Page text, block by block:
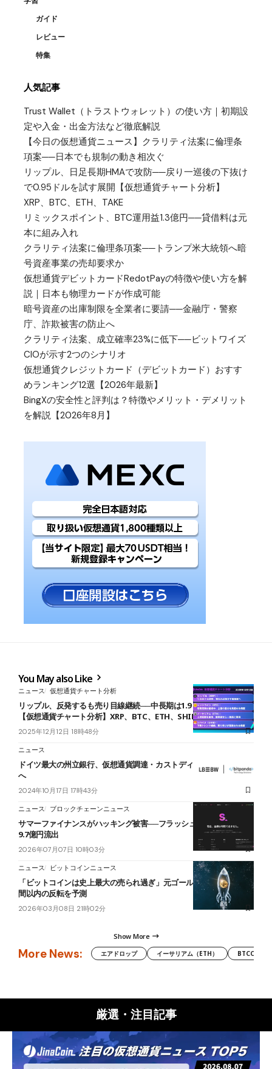
ガイド
レビュー
特集
人気記事
Trust Wallet（トラストウォレット）の使い方｜初期設
定や入金・出金方法など徹底解説
【今日の仮想通貨ニュース】クラリティ法案に倫理条
項案──日本でも規制の動き相次ぐ
リップル、日足長期HMAで攻防──戻り一巡後の下抜け
で0.95ドルを試す展開【仮想通貨チャート分析】
XRP、BTC、ETH、TAKE
リミックスポイント、BTC運用益1.3億円──貸借料は元
本に組み入れ
クラリティ法案に倫理条項案──トランプ米大統領へ暗
号資産事業の売却要求か
仮想通貨デビットカードRedotPayの特徴や使い方を解
説｜日本も物理カードが作成可能
暗号資産の出庫制限を全業者に要請──金融庁・警察
庁、詐欺被害の防止へ
クラリティ法案、成立確率23%に低下──ビットワイズ
CIOが示す2つのシナリオ
仮想通貨クレジットカード（デビットカード）おすす
めランキング12選【2026年最新】
BingXの安全性と評判は？特徴やメリット・デメリット
を解説【2026年8月】
You May also Like
ニュース 仮想通貨チャート分析
リップル、反発するも売り目線継続──中長期は1.9ドルが下落目標
【仮想通貨チャート分析】XRP、BTC、ETH、SHIB
2025年12月12日 18時48分
ニュース
ドイツ最大の州立銀行、仮想通貨調達・カストディサービスを提供
へ
2024年10月17日 17時43分
ニュース ブロックチェーンニュース
サマーファイナンスがハッキング被害──フラッシュローン悪用で約
9.7億円流出
2026年07月07日 10時03分
ニュース ビットコインニュース
「ビットコインは史上最大の売られ過ぎ」元ゴールドマン幹部──2週
間以内の反転を予測
2026年03月08日 21時02分
Show More
More News: エアドロップ イーサリアム（ETH） BTCC
厳選・注目記事